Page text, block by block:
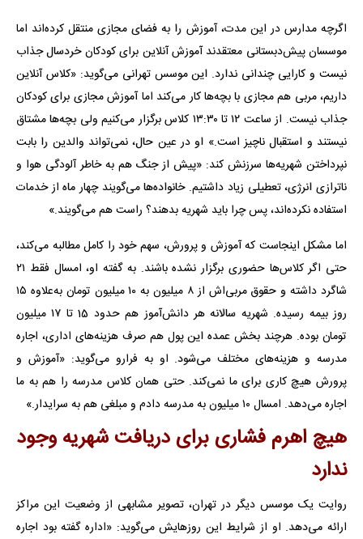
اگرچه مدارس در این مدت، آموزش را به فضای مجازی منتقل کرده‌اند اما
موسسان پیش‌دبستانی معتقدند آموزش آنلاین برای کودکان خردسال جذاب
نیست و کارایی چندانی ندارد. این موسس تهرانی می‌گوید: «کلاس آنلاین
داریم، مربی هم مجازی با بچه‌ها کار می‌کند اما آموزش مجازی برای کودکان
جذاب نیست. از ساعت ۱۲ تا ۱۳:۳۰ کلاس برگزار می‌کنیم ولی بچه‌ها مشتاق
نیستند و استقبال ناچیز است.» او در عین حال، نمی‌تواند والدین را بابت
نپرداختن شهریه‌ها سرزنش کند: «پیش از جنگ هم به خاطر آلودگی هوا و
ناترازی انرژی، تعطیلی زیاد داشتیم. خانواده‌ها می‌گویند چهار ماه از خدمات
استفاده نکرده‌اند، پس چرا باید شهریه بدهند؟ راست هم می‌گویند.»
اما مشکل اینجاست که آموزش و پرورش، سهم خود را کامل مطالبه می‌کند،
حتی اگر کلاس‌ها حضوری برگزار نشده باشند. به گفته او، امسال فقط ۲۱
شاگرد داشته و حقوق مربی‌اش از ۸ میلیون به ۱۰ میلیون تومان به‌علاوه ۱۵
روز بیمه رسیده. شهریه سالانه هر دانش‌آموز هم حدود 15 تا ۱۷ میلیون
تومان بوده. هرچند بخش عمده این پول هم صرف هزینه‌های اداری، اجاره
مدرسه و هزینه‌های مختلف می‌شود. او به فرارو می‌گوید: «آموزش و
پرورش هیچ کاری برای ما نمی‌کند. حتی همان کلاس مدرسه را هم به ما
اجاره می‌دهد. امسال ۱۰ میلیون به مدرسه دادم و مبلغی هم به سرایدار.»
هیچ اهرم فشاری برای دریافت شهریه وجود
ندارد
روایت یک موسس دیگر در تهران، تصویر مشابهی از وضعیت این مراکز
ارائه می‌دهد. او از شرایط این روزهایش می‌گوید: «اداره گفته بود اجاره